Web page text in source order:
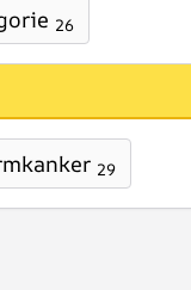
26
29